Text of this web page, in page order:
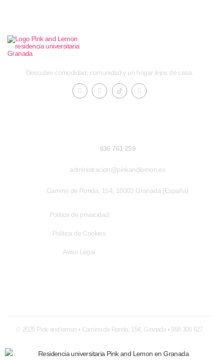
Descubre comodidad, comunidad y un hogar lejos de casa.
636 761 259
administracion@pinkandlemon.es
Camino de Ronda, 154, 18003 Granada (España)
Enlaces de interés
Política de privacidad
Política de Cookies
Aviso Legal
© 2025 Pink and lemon • Camino de Ronda, 154, Granada • 958 306 627